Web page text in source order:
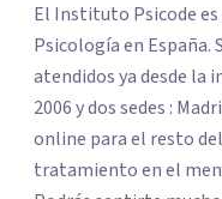
El Instituto Psicode
Psicología en España.
atendidos ya desde la
2006 y dos sedes :
online para el resto del mundo.
tratamiento en el